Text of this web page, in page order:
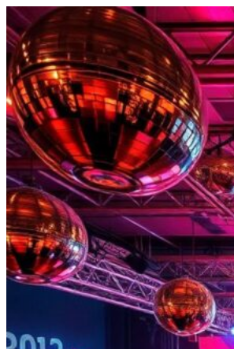
если
вы
не
знаете
точный
состав
имущества